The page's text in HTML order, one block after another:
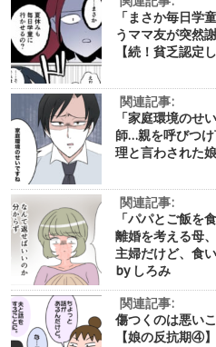
「まさか毎日学
うママ友が突然
【続！貧乏認定
関連記事:
「家庭環境のせ
師…親を呼びつ
理と言わされた
関連記事:
「パパとご飯を
離婚を考える母
主婦だけど、食
by しろみ
関連記事:
傷つくのは悪い
【娘の反抗期④